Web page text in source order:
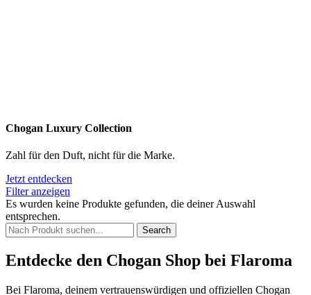
Chogan Luxury Collection
Zahl für den Duft, nicht für die Marke.
Jetzt entdecken
Filter anzeigen
Es wurden keine Produkte gefunden, die deiner Auswahl
entsprechen.
Search
Entdecke den Chogan Shop bei Flaroma
Bei Flaroma, deinem vertrauenswürdigen und offiziellen Chogan